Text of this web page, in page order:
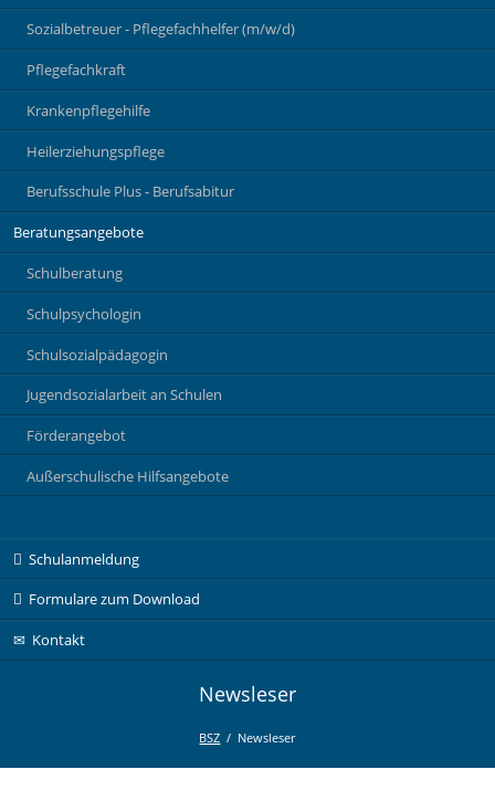
Sozialbetreuer - Pflegefachhelfer (m/w/d)
Pflegefachkraft
Krankenpflegehilfe
Heilerziehungspflege
Berufsschule Plus - Berufsabitur
Beratungsangebote
Schulberatung
Schulpsychologin
Schulsozialpädagogin
Jugendsozialarbeit an Schulen
Förderangebot
Außerschulische Hilfsangebote
überspringen
Schulanmeldung
Formulare zum Download
Kontakt
Newsleser
BSZ Newsleser